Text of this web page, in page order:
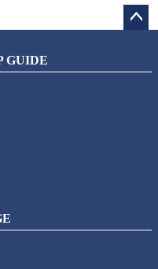
ップ
GUIDE